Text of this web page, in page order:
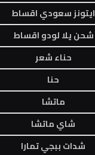
ايتونز سعودي اقساط
شحن يلا لودو اقساط
حناء شعر
حنا
ماتشا
شاي ماتشا
شدات ببجي تمارا